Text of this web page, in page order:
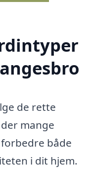
de rette
mange
både
i dit hjem.